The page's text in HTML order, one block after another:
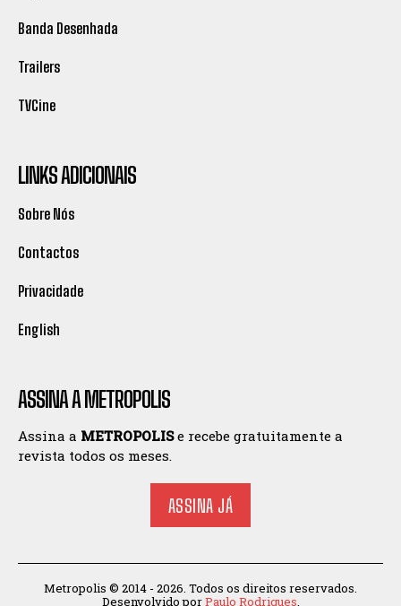
Banda Desenhada
Trailers
TVCine
LINKS ADICIONAIS
Sobre Nós
Contactos
Privacidade
English
ASSINA A METROPOLIS
Assina a METROPOLISe recebe gratuitamente a
revista todos os meses.
ASSINA JÁ
Metropolis © 2014 - 2026. Todos os direitos reservados.
Desenvolvido porPaulo Rodrigues.